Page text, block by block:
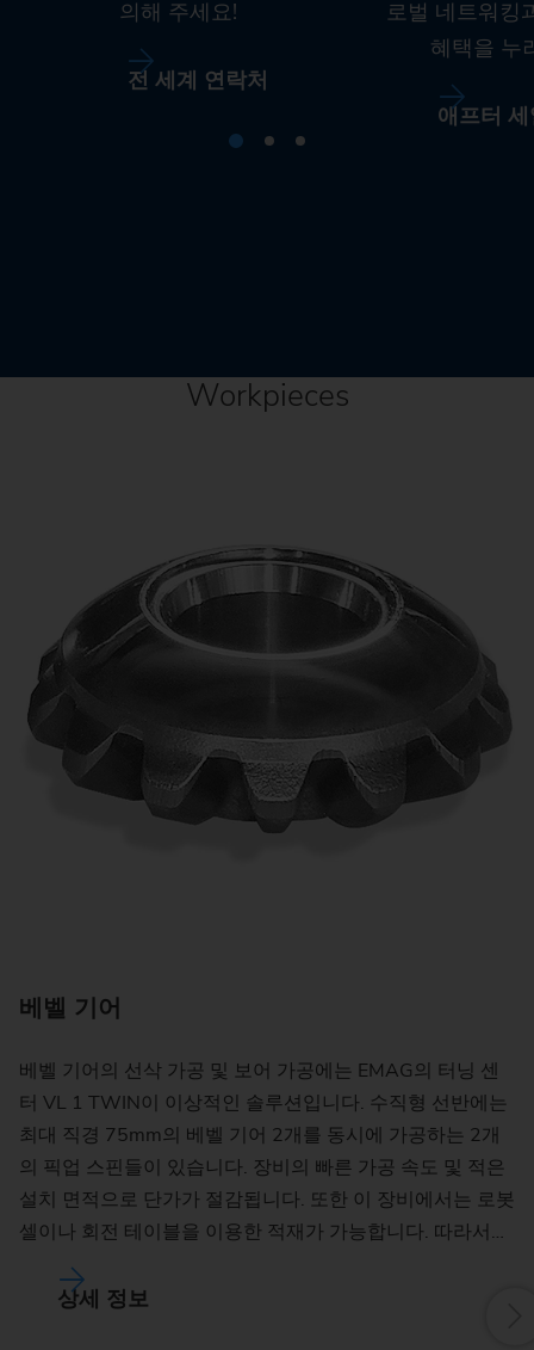
의해 주세요!
전 세계 연락처
로벌 네트워킹
혜택을 누
애프터
Workpieces
베벨 기어
베벨 기어의 선삭 가공 및 보어 가공에는 EMAG의 터닝 센
터 VL 1 TWIN이 이상적인 솔루션입니다. 수직형 선반에는
최대 직경 75mm의 베벨 기어 2개를 동시에 가공하는 2개
의 픽업 스핀들이 있습니다. 장비의 빠른 가공 속도 및 적은
설치 면적으로 단가가 절감됩니다. 또한 이 장비에서는 로봇
셀이나 회전 테이블을 이용한 적재가 가능합니다. 따라서…
상세 정보